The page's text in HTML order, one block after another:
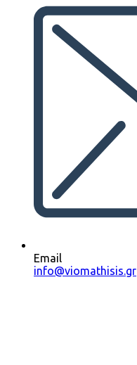
Email
info@viomathisis.gr